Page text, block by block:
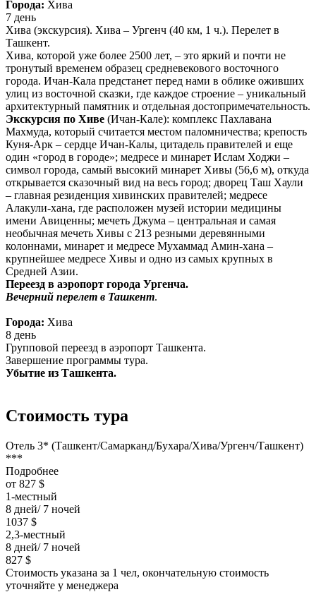
Города: Хива
7 день
Хива (экскурсия). Хива – Ургенч (40 км, 1 ч.). Перелет в
Ташкент.
Хива, которой уже более 2500 лет, – это яркий и почти не
тронутый временем образец средневекового восточного
города. Ичан-Кала предстанет перед нами в облике оживших
улиц из восточной сказки, где каждое строение – уникальный
архитектурный памятник и отдельная достопримечательность.
Экскурсия по Хиве (Ичан-Кале): комплекс Пахлавана
Махмуда, который считается местом паломничества; крепость
Куня-Арк – сердце Ичан-Калы, цитадель правителей и еще
один «город в городе»; медресе и минарет Ислам Ходжи –
символ города, самый высокий минарет Хивы (56,6 м), откуда
открывается сказочный вид на весь город; дворец Таш Хаули
– главная резиденция хивинских правителей; медресе
Алакули-хана, где расположен музей истории медицины
имени Авиценны; мечеть Джума – центральная и самая
необычная мечеть Хивы с 213 резными деревянными
колоннами, минарет и медресе Мухаммад Амин-хана –
крупнейшее медресе Хивы и одно из самых крупных в
Средней Азии.
Переезд в аэропорт города Ургенча.
Вечерний перелет в Ташкент.
Города: Хива
8 день
Групповой переезд в аэропорт Ташкента.
Завершение программы тура.
Убытие из Ташкента.
Стоимость тура
Отель 3* (Ташкент/Самарканд/Бухара/Хива/Ургенч/Ташкент)
***
Подробнее
от 827 $
1-местный
8 дней/ 7 ночей
1037 $
2,3-местный
8 дней/ 7 ночей
827 $
Стоимость указана за 1 чел, окончательную стоимость
уточняйте у менеджера